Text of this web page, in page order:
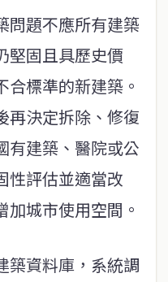
問題不應所有建築
堅固且具歷史價
標準的新建築。
再決定拆除、修復
有建築、醫院或公
性評估並適當改
城市使用空間。
築資料庫，系統調